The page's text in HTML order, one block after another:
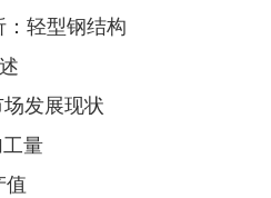
轻型钢结构
发展现状
工量
值